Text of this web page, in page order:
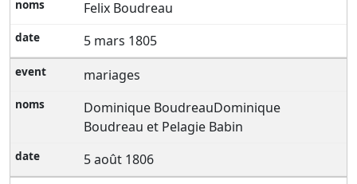
Felix Boudreau
5 mars 1805
mariages
Dominique BoudreauDominique
Boudreau et Pelagie Babin
5 août 1806